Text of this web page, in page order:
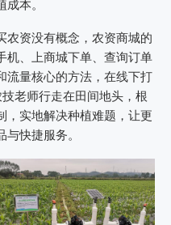
本。
农资没有概念，农资商城的
机、上商城下单、查询订单
流量核心的方法，在线下打
老师行走在田间地头，根
，实地解决种植难题，让更
快捷服务。